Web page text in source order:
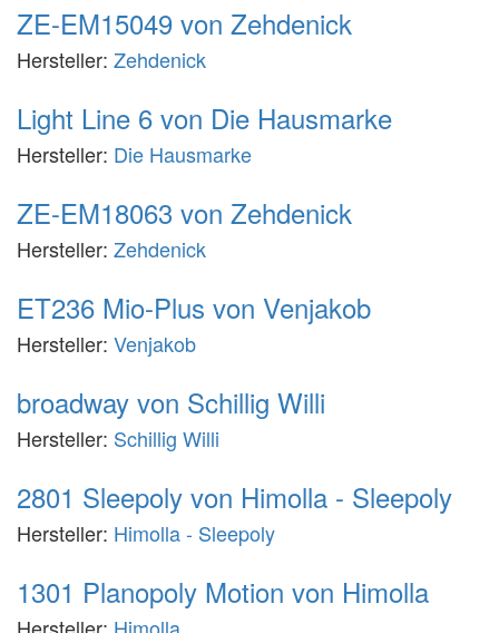
ZE-EM15049 von Zehdenick
Hersteller: Zehdenick
Light Line 6 von Die Hausmarke
Hersteller: Die Hausmarke
ZE-EM18063 von Zehdenick
Hersteller: Zehdenick
ET236 Mio-Plus von Venjakob
Hersteller: Venjakob
broadway von Schillig Willi
Hersteller: Schillig Willi
2801 Sleepoly von Himolla - Sleepoly
Hersteller: Himolla - Sleepoly
1301 Planopoly Motion von Himolla